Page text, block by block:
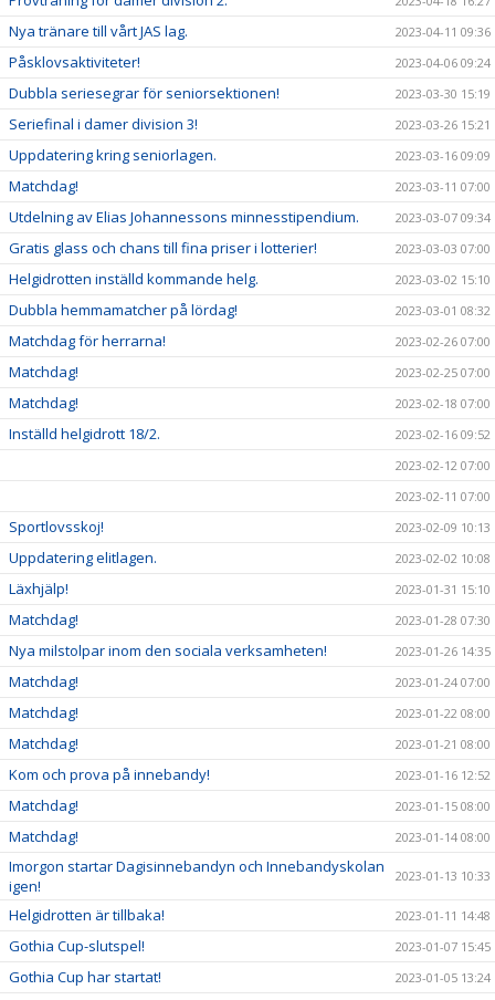
Nya tränare till vårt JAS lag. 2023-04-11 09:36
Påsklovsaktiviteter! 2023-04-06 09:24
Dubbla seriesegrar för seniorsektionen! 2023-03-30 15:19
Seriefinal i damer division 3! 2023-03-26 15:21
Uppdatering kring seniorlagen. 2023-03-16 09:09
Matchdag! 2023-03-11 07:00
Utdelning av Elias Johannessons minnesstipendium. 2023-03-07 09:34
Gratis glass och chans till fina priser i lotterier! 2023-03-03 07:00
Helgidrotten inställd kommande helg. 2023-03-02 15:10
Dubbla hemmamatcher på lördag! 2023-03-01 08:32
Matchdag för herrarna! 2023-02-26 07:00
Matchdag! 2023-02-25 07:00
Matchdag! 2023-02-18 07:00
Inställd helgidrott 18/2.
2023-02-16 09:52
2023-02-12 07:00
2023-02-11 07:00
Sportlovsskoj! 2023-02-09 10:13
Uppdatering elitlagen. 2023-02-02 10:08
Läxhjälp! 2023-01-31 15:10
Matchdag! 2023-01-28 07:30
Nya milstolpar inom den sociala verksamheten! 2023-01-26 14:35
Matchdag! 2023-01-24 07:00
Matchdag! 2023-01-22 08:00
Matchdag! 2023-01-21 08:00
Kom och prova på innebandy! 2023-01-16 12:52
Matchdag! 2023-01-15 08:00
Matchdag! 2023-01-14 08:00
Imorgon startar Dagisinnebandyn och Innebandyskolan
igen!
2023-01-13 10:33
Helgidrotten är tillbaka! 2023-01-11 14:48
Gothia Cup-slutspel! 2023-01-07 15:45
Gothia Cup har startat! 2023-01-05 13:24